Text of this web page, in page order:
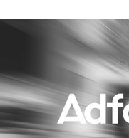
Menu